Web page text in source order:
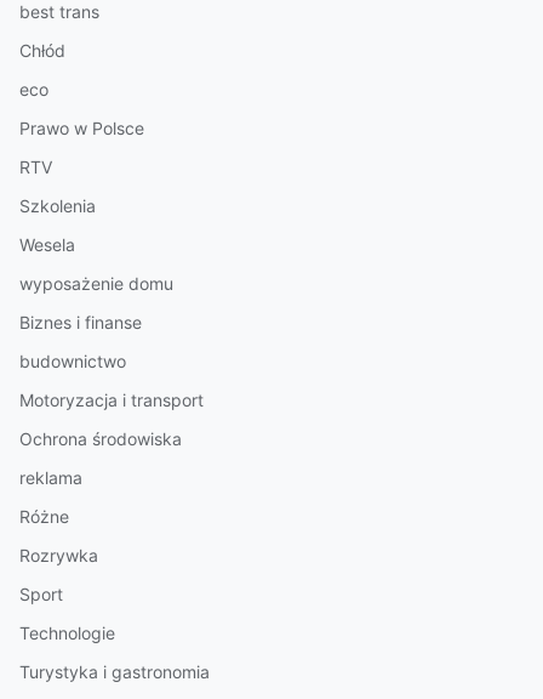
best trans
Chłód
eco
Prawo w Polsce
RTV
Szkolenia
Wesela
wyposażenie domu
Biznes i finanse
budownictwo
Motoryzacja i transport
Ochrona środowiska
reklama
Różne
Rozrywka
Sport
Technologie
Turystyka i gastronomia